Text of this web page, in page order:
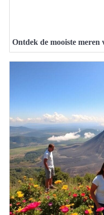
Ontdek de mooiste meren